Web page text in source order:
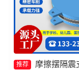
推荐
摩擦摆隔震